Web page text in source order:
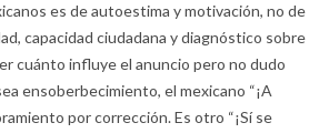
es de autoestima y motivación, no de
capacidad ciudadana y diagnóstico sobre
cuánto influye el anuncio pero no dudo
ensoberbecimiento, el mexicano “¡A
por corrección. Es otro “¡Sí se